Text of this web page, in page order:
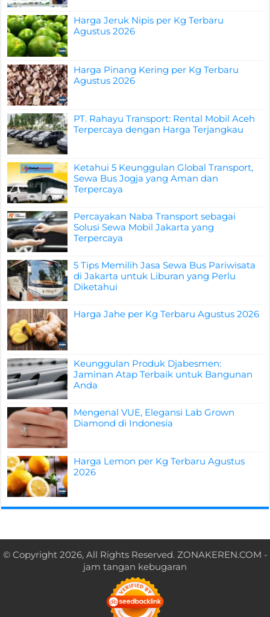
Harga Jeruk Nipis per Kg Terbaru
Agustus 2026
Harga Pinang Kering per Kg Terbaru
Agustus 2026
PT. Rahayu Transport: Rental Mobil Aceh
Terpercaya dengan Harga Terjangkau
Ketahui 5 Keunggulan Global Transport,
Sewa Bus Jogja yang Aman dan
Terpercaya
Percayakan Naba Transport sebagai
Solusi Sewa Mobil Jakarta yang
Terpercaya
5 Tips Memilih Jasa Sewa Bus Pariwisata
di Jakarta untuk Liburan yang Perlu
Diketahui
Harga Jahe per Kg Terbaru Agustus 2026
Keunggulan Produk Djabesmen:
Jaminan Atap Terbaik untuk Bangunan
Anda
Mengenal VUE, Elegansi Lab Grown
Diamond di Indonesia
Harga Lemon per Kg Terbaru Agustus
2026
© Copyright 2026, All Rights Reserved. ZONAKEREN.COM -
jam tangan kebugaran